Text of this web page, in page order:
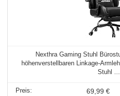
Nexthra Gaming Stuhl
höhenverstellbaren Linkage-
Stuhl ...
69,99 €